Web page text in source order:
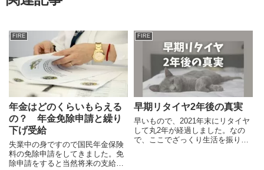
FIRE
年金はどのくらいもらえる
の？ 年金免除申請と繰り
下げ受給
失業中の身ですので国民年金保険
料の免除申請をしてきました。免
除申請をすると当然将来の支給額
FIRE
早期リタイヤ2年後の真実
早いもので、2021年末にリタイヤ
して丸2年が経過しました。なの
で、ここでざっくり生活を振り返